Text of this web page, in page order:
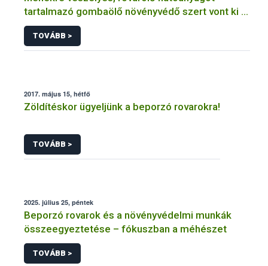
tartalmazó gombaölő növényvédő szert vont ki a
forgalomból a NÉBIH
TOVÁBB >
2017. május 15, hétfő
Zöldítéskor ügyeljünk a beporzó rovarokra!
TOVÁBB >
2025. július 25, péntek
Beporzó rovarok és a növényvédelmi munkák
összeegyeztetése – fókuszban a méhészet
TOVÁBB >